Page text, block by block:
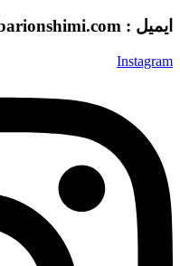
ایمیل : info@barionshimi.com
Instagram